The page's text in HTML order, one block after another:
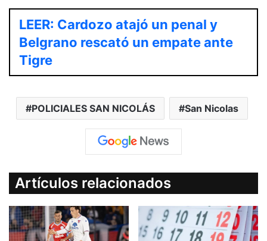
LEER: Cardozo atajó un penal y
Belgrano rescató un empate ante
Tigre
POLICIALES SAN NICOLÁS San Nicolas
Artículos relacionados